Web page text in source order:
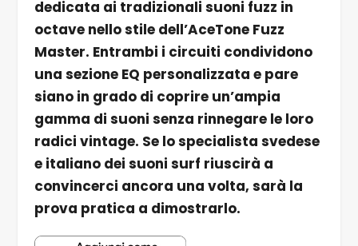
dedicata ai tradizionali suoni fuzz in
octave nello stile dell’AceTone Fuzz
Master. Entrambi i circuiti condividono
una sezione EQ personalizzata e pare
siano in grado di coprire un’ampia
gamma di suoni senza rinnegare le loro
radici vintage. Se lo specialista svedese
e italiano dei suoni surf riuscirà a
convincerci ancora una volta, sarà la
prova pratica a dimostrarlo.